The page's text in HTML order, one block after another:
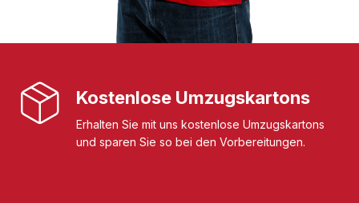
Kostenlose Umzugskartons
Erhalten Sie mit uns kostenlose Umzugskartons
und sparen Sie so bei den Vorbereitungen.